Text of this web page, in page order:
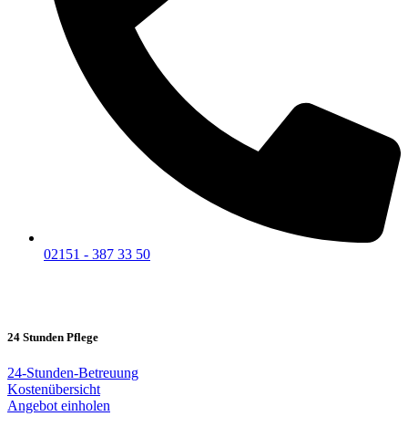
02151 - 387 33 50
24 Stunden Pflege
24-Stunden-Betreuung
Kostenübersicht
Angebot einholen